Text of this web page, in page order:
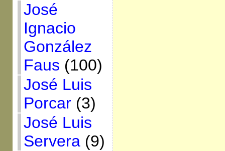
José
Ignacio
González
Faus (100)
José Luis
Porcar(3)
José Luis
Servera(9)